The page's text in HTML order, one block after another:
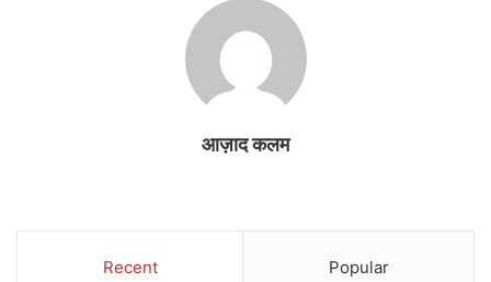
आज़ाद कलम
Recent Popular